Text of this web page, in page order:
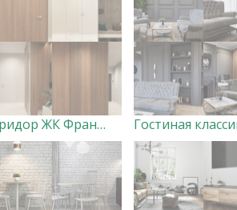
Коридор ЖК Французский квартал Гостиная